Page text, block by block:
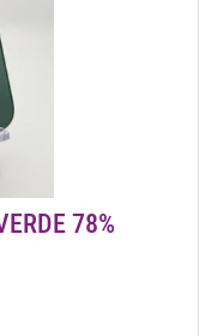
78%